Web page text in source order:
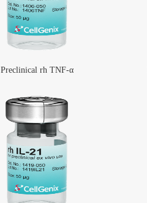
Preclinical rh TNF-α